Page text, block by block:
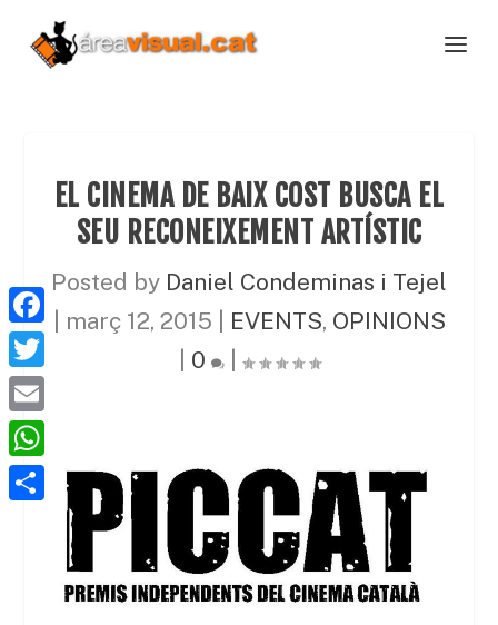
EL CINEMA DE BAIX COST BUSCA EL
SEU RECONEIXEMENT ARTÍSTIC
Posted by Daniel Condeminas i Tejel
març 12, 2015 EVENTS, OPINIONS
0 |
F
a
c
e
b
T
w
i
t
E
m
a
W
h